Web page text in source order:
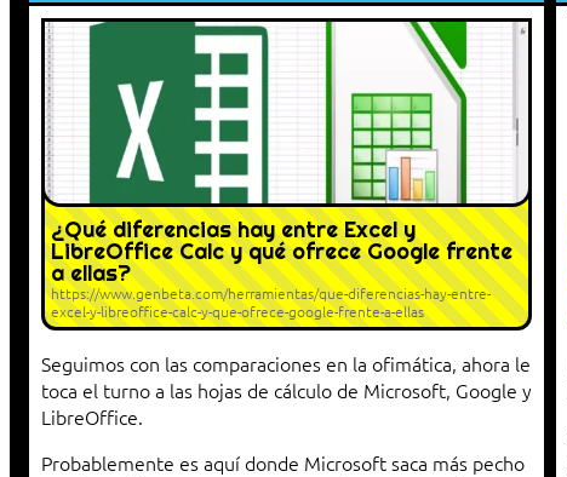
¿Qué diferencias hay entre Excel y
LibreOffice Calc y qué ofrece Google frente
a ellas?
https://www.genbeta.com/herramientas/que-diferencias-hay-entre-
excel-y-libreoffice-calc-y-que-ofrece-google-frente-a-ellas
Seguimos con las comparaciones en la ofimática, ahora le
toca el turno a las hojas de cálculo de Microsoft, Google y
LibreOffice.
Probablemente es aquí donde Microsoft saca más pecho